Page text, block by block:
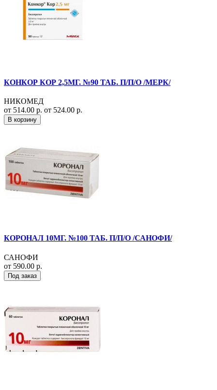
КОНКОР КОР 2,5МГ. №90 ТАБ. П/П/О /МЕРК/
НИКОМЕД
от 514.00 р. от 524.00 р.
В корзину
КОРОНАЛ 10МГ. №100 ТАБ. П/П/О /САНОФИ/
САНОФИ
от 590.00 р.
Под заказ